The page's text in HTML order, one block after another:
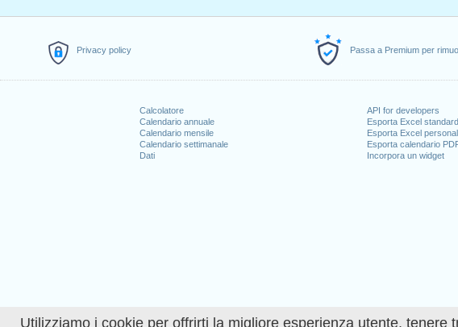
Utilizziamo i cookie per offrirti la migliore esperienza utente,
Privacy policy Passa a Premium per
Calcolatore
Calendario annuale
Calendario mensile
Calendario settimanale
Dati
API for developers
Esporta Excel standard
Esporta Excel
Esporta calendario
Incorpora un widget